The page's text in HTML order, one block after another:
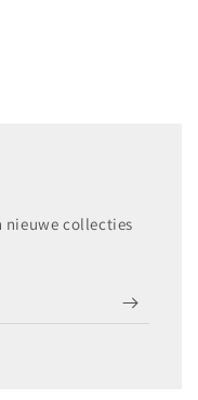
nieuwe collecties